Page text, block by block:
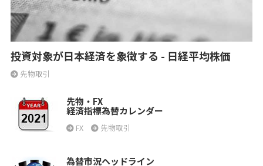
投資対象が日本経済を象徴する - 日経平均株価
先物取引
先物・FX
経済指標為替カレンダー
FX 先物取引
為替市況ヘッドライン